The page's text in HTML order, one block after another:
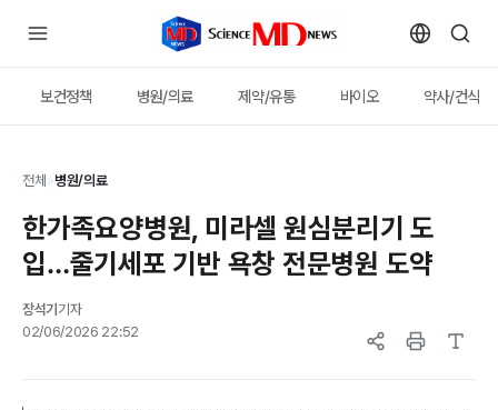
보건정책 병원/의료 제약/유통 바이오 약사/건식
전체 >병원/의료
한가족요양병원, 미라셀 원심분리기 도
입…줄기세포 기반 욕창 전문병원 도약
장석기기자
02/06/2026 22:52